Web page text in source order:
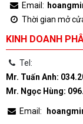
Email:
Thời gian mở
KINH DOANH
Tel:
Mr. Tuấn Anh:
Mr. Ngọc Hùng:
Email: